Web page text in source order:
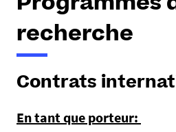
Programmes
recherche
Contrats
En tant que porteur: